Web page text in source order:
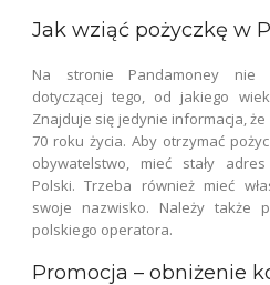
Jak wziąć pożyczkę w
Na stronie Pandamoney nie
dotyczącej tego, od jakiego
Znajduje się jedynie informacja,
70 roku życia. Aby otrzymać
obywatelstwo, mieć stały
Polski. Trzeba również mieć
swoje nazwisko. Należy także
polskiego operatora.
Promocja – obniżenie